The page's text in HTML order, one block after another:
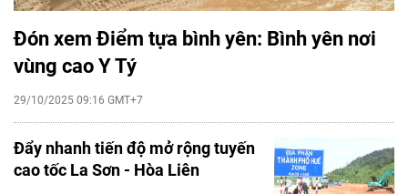
Đón xem Điểm tựa bình yên: Bình yên nơi
vùng cao Y Tý
29/10/2025 09:16 GMT+7
Đẩy nhanh tiến độ mở rộng tuyến
cao tốc La Sơn - Hòa Liên